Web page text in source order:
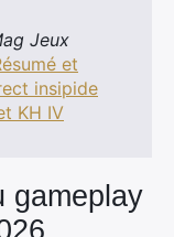
Jeux
et
insipide
KH IV
gameplay